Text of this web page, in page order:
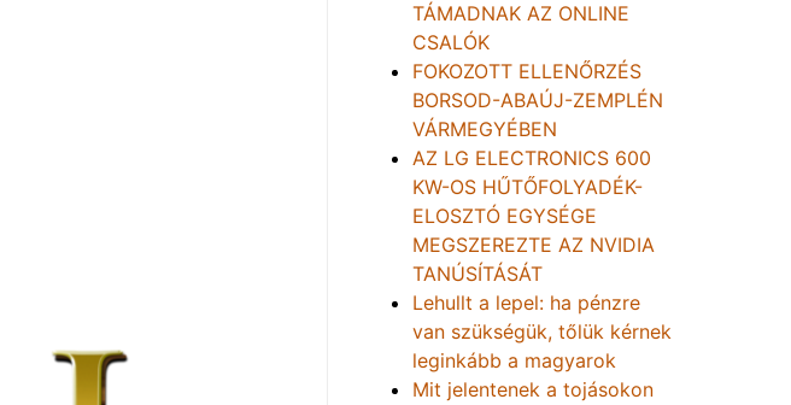
TÁMADNAK AZ ONLINE
CSALÓK
FOKOZOTT ELLENŐRZÉS
BORSOD-ABAÚJ-ZEMPLÉN
VÁRMEGYÉBEN
AZ LG ELECTRONICS 600
KW-OS HŰTŐFOLYADÉK-
ELOSZTÓ EGYSÉGE
MEGSZEREZTE AZ NVIDIA
TANÚSÍTÁSÁT
Lehullt a lepel: ha pénzre
van szükségük, tőlük kérnek
leginkább a magyarok
Mit jelentenek a tojásokon